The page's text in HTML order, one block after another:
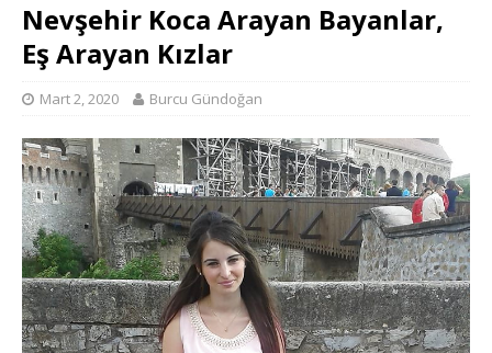
Nevşehir Koca Arayan Bayanlar,
Eş Arayan Kızlar
Mart 2, 2020 Burcu Gündoğan